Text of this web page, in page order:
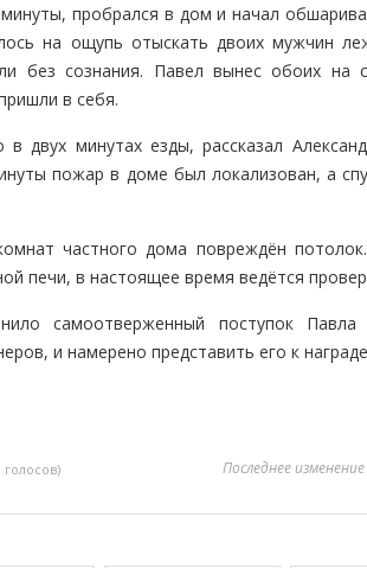
пробрался в дом и начал
на ощупь отыскать двоих мужчин
без сознания. Павел вынес обоих на
в себя.
двух минутах езды, рассказал
пожар в доме был локализован, а
частного дома повреждён
печи, в настоящее время ведётся
самоотверженный поступок
и намерено представить его к
голосов) Последнее